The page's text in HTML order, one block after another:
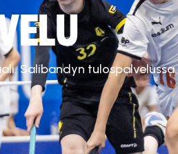
Salibandyn tulospalvelussa.